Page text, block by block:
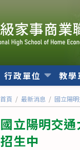
行政單位 教學
首頁 / 最新消息 / 國立陽
國立陽明交
招生中